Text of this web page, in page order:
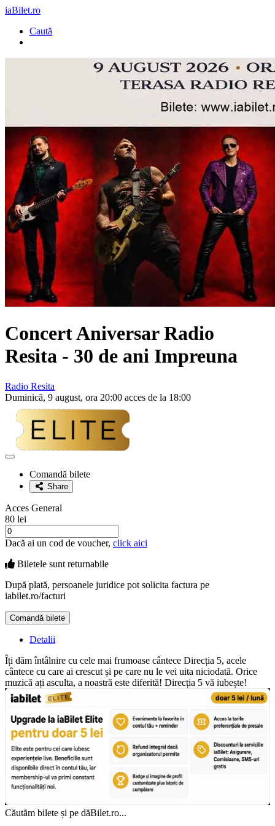
iaBilet.ro
Caută
Concert Aniversar Radio
Resita - 30 de ani Impreuna
Radio Resita
Duminică, 9 august, ora 20:00 acces de la 18:00
Adaugă
favoriteComandă bilete
Share
Acces General
80 lei
Dacă ai un cod de voucher, click aici
Biletele sunt returnabile
După plată, persoanele juridice pot solicita factura pe
iabilet.ro/facturi
Comandă bilete
Detalii
Îți dăm întâlnire cu cele mai frumoase cântece Direcția 5, acele
cântece cu care ai crescut și pe care nu le vei uita niciodată. Orice
muzică ați asculta, a noastră este diferită! Direcția 5 vă iubește!
Căutăm bilete și pe dăBilet.ro...